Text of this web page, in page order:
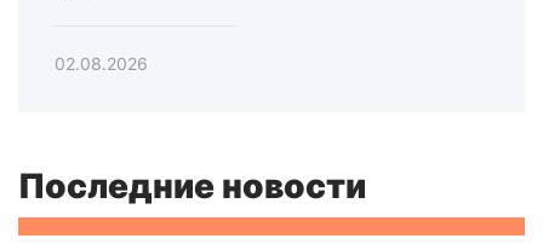
02.08.2026
Последние новости